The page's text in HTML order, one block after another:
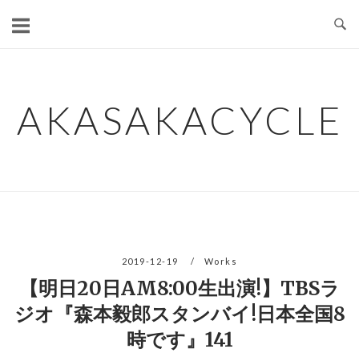
AKASAKACYCLE
2019-12-19 Works
【明日20日AM8:00生出演!】TBSラ
ジオ『森本毅郎スタンバイ!日本全国8
時です』141